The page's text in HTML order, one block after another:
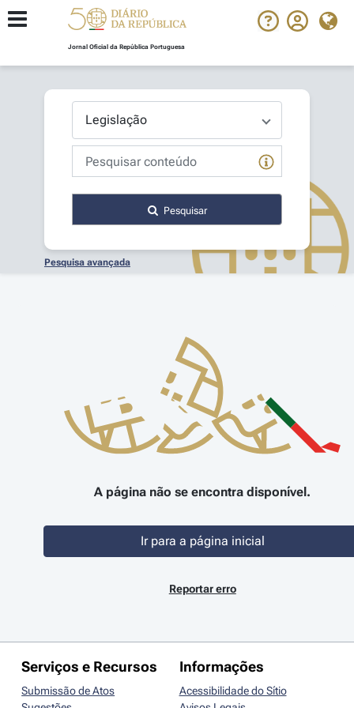
Jornal Oficial da República Portuguesa
Pesquisar
Pesquisa avançada
A página não se encontra disponível.
Ir para a página inicial
Reportar erro
Serviços e Recursos
Submissão de Atos
Informações
Acessibilidade do Sítio